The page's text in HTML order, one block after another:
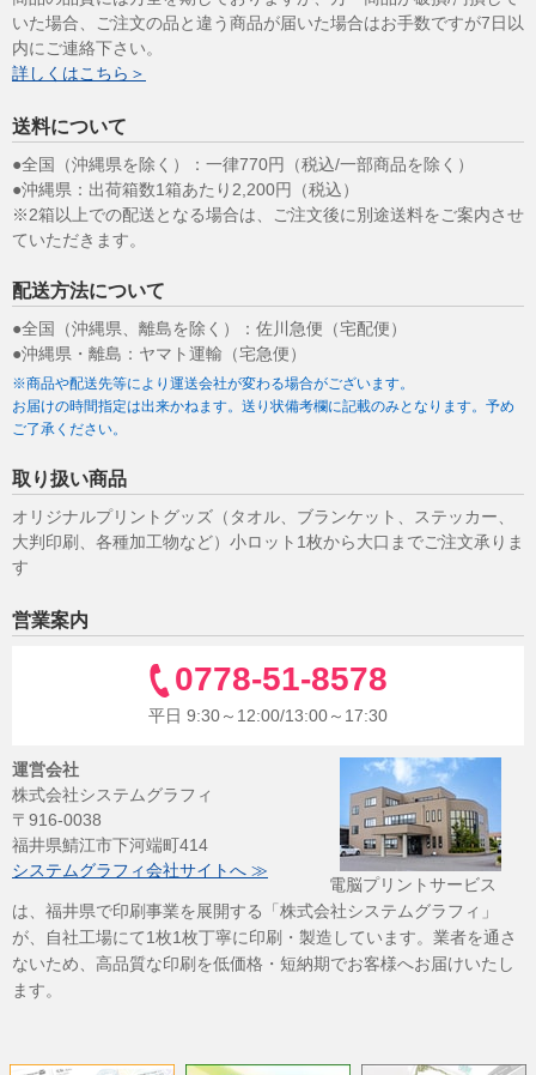
いた場合、ご注文の品と違う商品が届いた場合はお手数ですが7日以
内にご連絡下さい。
詳しくはこちら＞
送料について
●全国（沖縄県を除く）：一律770円（税込/一部商品を除く）
●沖縄県：出荷箱数1箱あたり2,200円（税込）
※2箱以上での配送となる場合は、ご注文後に別途送料をご案内させ
ていただきます。
配送方法について
●全国（沖縄県、離島を除く）：佐川急便（宅配便）
●沖縄県・離島：ヤマト運輸（宅急便）
※商品や配送先等により運送会社が変わる場合がございます。
お届けの時間指定は出来かねます。送り状備考欄に記載のみとなります。予め
ご了承ください。
取り扱い商品
オリジナルプリントグッズ（タオル、ブランケット、ステッカー、
大判印刷、各種加工物など）小ロット1枚から大口までご注文承りま
す
営業案内
0778-51-8578
平日 9:30～12:00/13:00～17:30
運営会社
株式会社システムグラフィ
〒916-0038
福井県鯖江市下河端町414
システムグラフィ会社サイトへ ≫
電脳プリントサービス
は、福井県で印刷事業を展開する「株式会社システムグラフィ」
が、自社工場にて1枚1枚丁寧に印刷・製造しています。業者を通さ
ないため、高品質な印刷を低価格・短納期でお客様へお届けいたし
ます。